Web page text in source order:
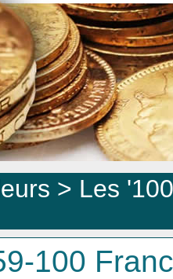
> Les
100